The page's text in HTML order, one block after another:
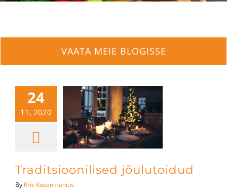
VAATA MEIE BLOGISSE
24
11, 2020
Traditsioonilised jõulutoidud
By Kris Kosenkranius